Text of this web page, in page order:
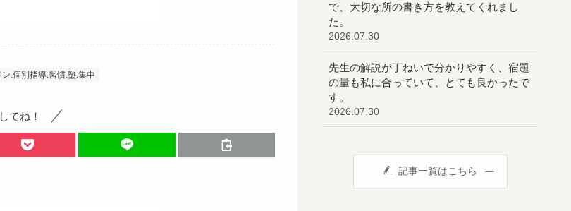
.個別指導.習慣.塾.集中
てね！
で、大切な所の書き方を教えてくれまし
た。
2026.07.30
先生の解説が丁ねいで分かりやすく、宿題
の量も私に合っていて、とても良かったで
す。
2026.07.30
記事一覧はこちら